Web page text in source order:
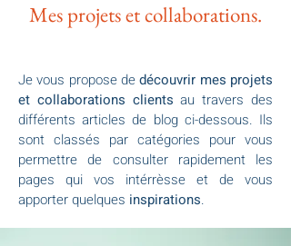
Mes projets et collaborations.
Je vous propose dedécouvrir mes projets
et collaborations clients au travers des
différents articles de blog ci-dessous. Ils
sont classés par catégories pour vous
permettre de consulter rapidement les
pages qui vos intérrèsse et de vous
apporter quelques inspirations.